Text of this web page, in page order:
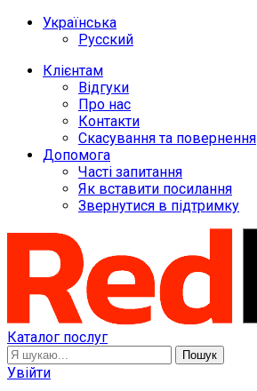
Українська
Русский
Клієнтам
Відгуки
Про нас
Контакти
Скасування та повернення
Допомога
Часті запитання
Як вставити посилання
Звернутися в підтримку
Каталог послуг
Пошук
Увійти